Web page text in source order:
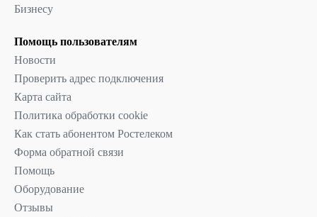
Бизнесу
Помощь пользователям
Новости
Проверить адрес подключения
Карта сайта
Политика обработки cookie
Как стать абонентом Ростелеком
Форма обратной связи
Помощь
Оборудование
Отзывы